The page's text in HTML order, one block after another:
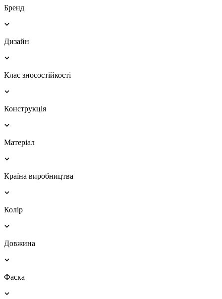
Бренд
Дизайн
Клас зносостійкості
Конструкція
Матеріал
Країна виробництва
Колір
Довжина
Фаска